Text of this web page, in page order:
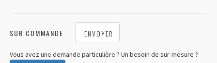
SUR COMMANDE ENVOYER
Vous avez une demande particulière ? Un besoin de sur-mesure ?